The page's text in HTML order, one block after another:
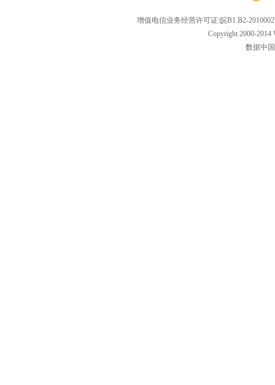
增值电信业务经营许可证:皖B1.B2-
Copyright 2000-2014
数据中